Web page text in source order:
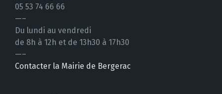
05 53 74 66 66
—–
Du lundi au vendredi
de 8h à 12h et de 13h30 à 17h30
—–
Contacter la Mairie de Bergerac